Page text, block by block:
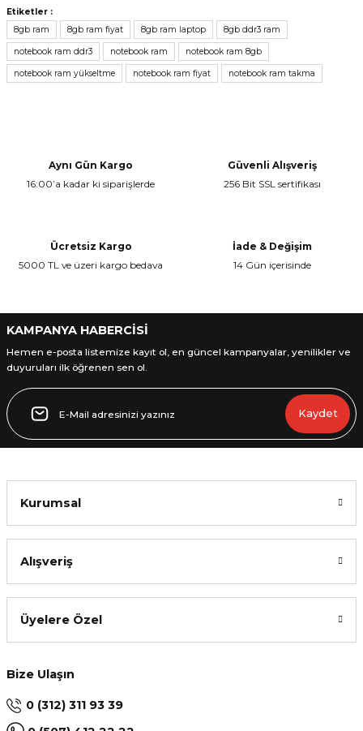
Yorum Yaz
Bu ürünün fiyat bilgisi, resim, ürün açıklamalarında ve diğer
konularda yetersiz gördüğünüz noktaları öneri formunu kullanarak
tarafımıza iletebilirsiniz.
Görüş ve önerileriniz için teşekkür ederiz.
Ürün fiyatı diğer sitelerden daha pahalı.
Bu ürüne benzer farklı alternatifler olmalı.
Etiketler :
8gb ram
8gb ram fiyat 8gb ram laptop 8gb ddr3 ram
notebook ram ddr3 notebook ram notebook ram 8gb
notebook ram yükseltme notebook ram fiyat notebook ram takma
Aynı Gün Kargo
16:00’a kadar ki siparişlerde
Güvenli Alışveriş
256 Bit SSL sertifikası
Ücretsiz Kargo
5000 TL ve üzeri kargo bedava
İade & Değişim
14 Gün içerisinde
KAMPANYA HABERCİSİ
Hemen e-posta listemize kayıt ol, en güncel kampanyalar, yenilikler ve
duyuruları ilk öğrenen sen ol.
Kaydet
Kurumsal
Alışveriş
Üyelere Özel
Bize Ulaşın
0 (312) 311 93 39